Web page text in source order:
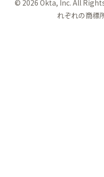
© 2026 Okta, Inc. All
れぞれの商標